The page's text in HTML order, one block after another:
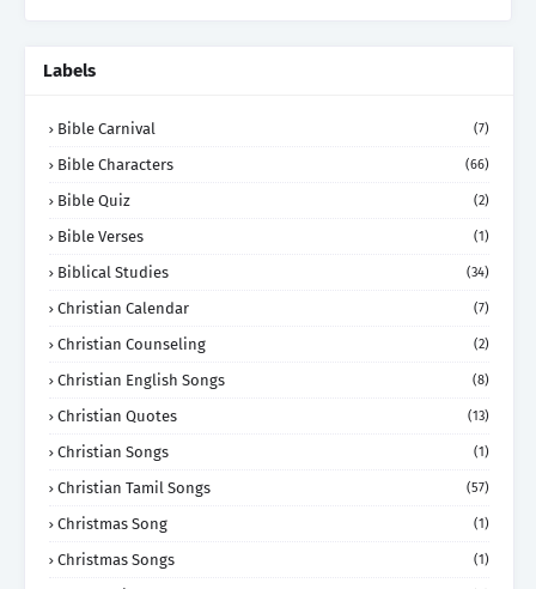
Labels
Bible Carnival (7)
Bible Characters (66)
Bible Quiz (2)
Bible Verses (1)
Biblical Studies (34)
Christian Calendar (7)
Christian Counseling (2)
Christian English Songs (8)
Christian Quotes (13)
Christian Songs (1)
Christian Tamil Songs (57)
Christmas Song (1)
Christmas Songs (1)